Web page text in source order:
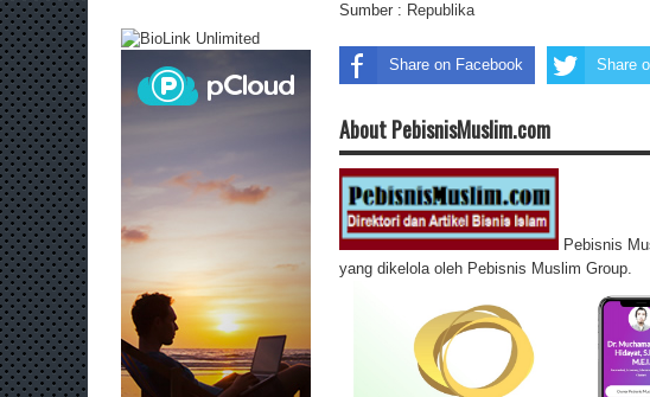
Sumber : Republika
Share on Facebook Share
About PebisnisMuslim.com
Pebisnis
yang dikelola oleh Pebisnis Muslim Group.